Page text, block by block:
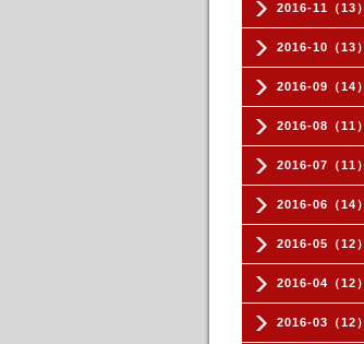
2016-11（13）
2016-10（13）
2016-09（14）
2016-08（11）
2016-07（11）
2016-06（14）
2016-05（12）
2016-04（12）
2016-03（12）